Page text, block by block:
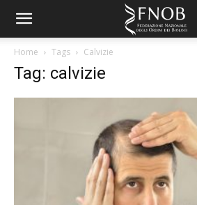
Home Tags Calvizie
Tag: calvizie